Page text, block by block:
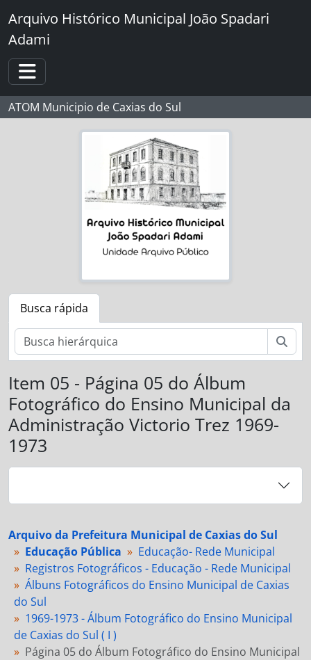
Skip to main content
Arquivo Histórico Municipal João Spadari
Adami
Toggle navigation
ATOM Municipio de Caxias do Sul
Busca rápida
Item 05 - Página 05 do Álbum
Fotográfico do Ensino Municipal da
Administração Victorio Trez 1969-
1973
Arquivo da Prefeitura Municipal de Caxias do Sul
Educação Pública
Educação- Rede Municipal
Registros Fotográficos - Educação - Rede Municipal
Álbuns Fotográficos do Ensino Municipal de Caxias
do Sul
1969-1973 - Álbum Fotográfico do Ensino Municipal
de Caxias do Sul ( I )
Página 05 do Álbum Fotográfico do Ensino Municipal